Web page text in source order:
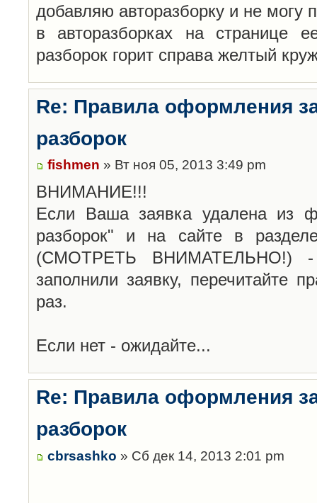
добавляю авторазборку и не могу
в авторазборках на странице
разборок горит справа желтый
Re: Правила оформления
разборок
fishmen » Вт ноя 05, 2013 3:49 pm
ВНИМАНИЕ!!!
Если Ваша заявка удалена из
разборок" и на сайте в
(СМОТРЕТЬ ВНИМАТЕЛЬНО!)
заполнили заявку, перечитайте
раз.
Если нет - ожидайте...
Re: Правила оформления
разборок
cbrsashko » Сб дек 14, 2013 2:01 pm